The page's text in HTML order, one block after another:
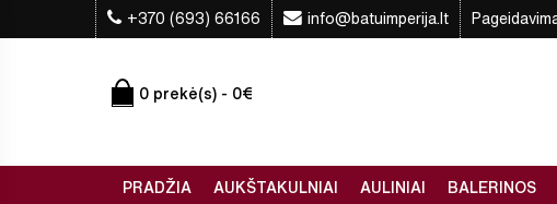
+370 (693) 66166 info@batuimperija.lt
0 prekė(s) - 0€
PRADŽIA AUKŠTAKULNIAI AULINIAI BALERINOS